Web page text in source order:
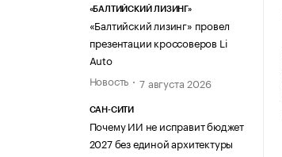
«БАЛТИЙСКИЙ ЛИЗИНГ»
«Балтийский лизинг» провел
презентации кроссоверов Li
Auto
Новость
7 августа 2026
САН-СИТИ
Почему ИИ не исправит бюджет
2027 без единой архитектуры